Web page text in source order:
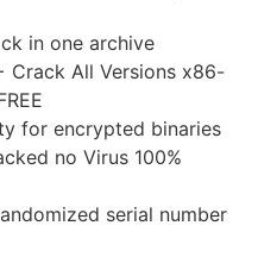
in one archive
Crack All Versions x86-
for encrypted binaries
no Virus 100%
serial number